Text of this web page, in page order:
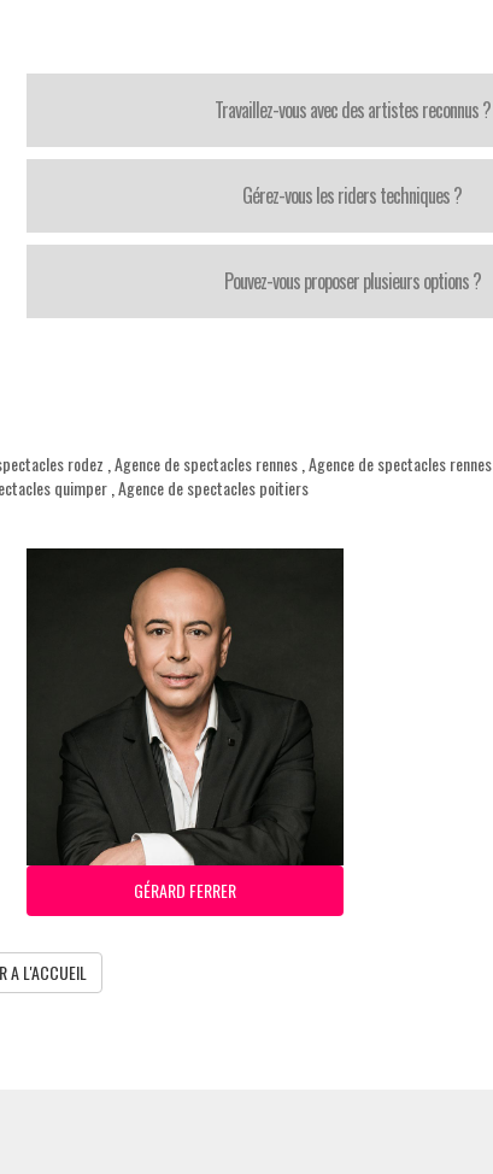
Travaillez-vous avec des artistes reconnus ?
Gérez-vous les riders techniques ?
Pouvez-vous proposer plusieurs options ?
rodez Agence de spectacles rennes Agence de spectacles rennes
quimper Agence de spectacles poitiers
GÉRARD FERRER
A L'ACCUEIL